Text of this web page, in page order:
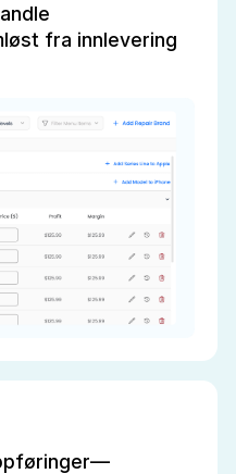
fra innlevering